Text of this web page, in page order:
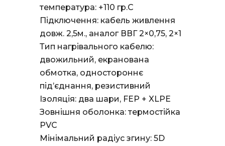
температура: +110 гр.С
Підключення: кабель живлення
довж. 2,5м., аналог ВВГ 2×0,75, 2×1
Тип нагрівального кабелю:
двожильний, екранована
обмотка, одностороннє
під’єднання, резистивний
Ізоляція: два шари, FEP + XLPE
Зовнішня оболонка: термостійка
PVC
Мінімальний радіус згину: 5D